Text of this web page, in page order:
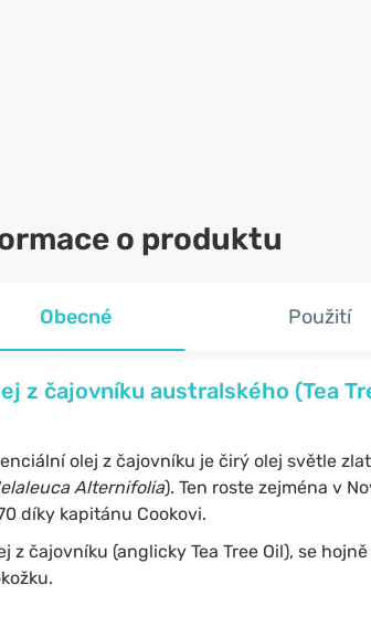
o produktu
Obecné Použití
z čajovníku australského (Tea
olej z čajovníku je čirý olej světle
Alternifolia). Ten roste zejména v
díky kapitánu Cookovi.
z čajovníku (anglicky Tea Tree Oil), se